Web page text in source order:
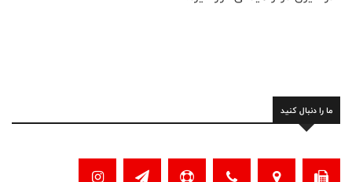
ما را دنبال کنید